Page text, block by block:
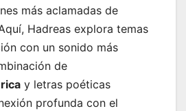
más aclamadas de
Hadreas explora temas
con un sonido más
de
y letras poéticas
profunda con el